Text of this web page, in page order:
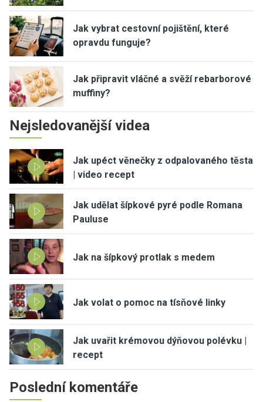
Jak vybrat cestovní pojištění, které
opravdu funguje?
Jak připravit vláčné a svěží rebarborové
muffiny?
Nejsledovanější videa
Jak upéct věnečky z odpalovaného těsta
| video recept
Jak udělat šípkové pyré podle Romana
Pauluse
Jak na šípkový protlak s medem
Jak volat o pomoc na tísňové linky
Jak uvařit krémovou dýňovou polévku |
recept
Poslední komentáře